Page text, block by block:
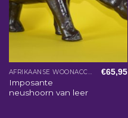
AFRIKAANSE WOONACCESSOIRES
Imposante
neushoorn van leer
€65,95